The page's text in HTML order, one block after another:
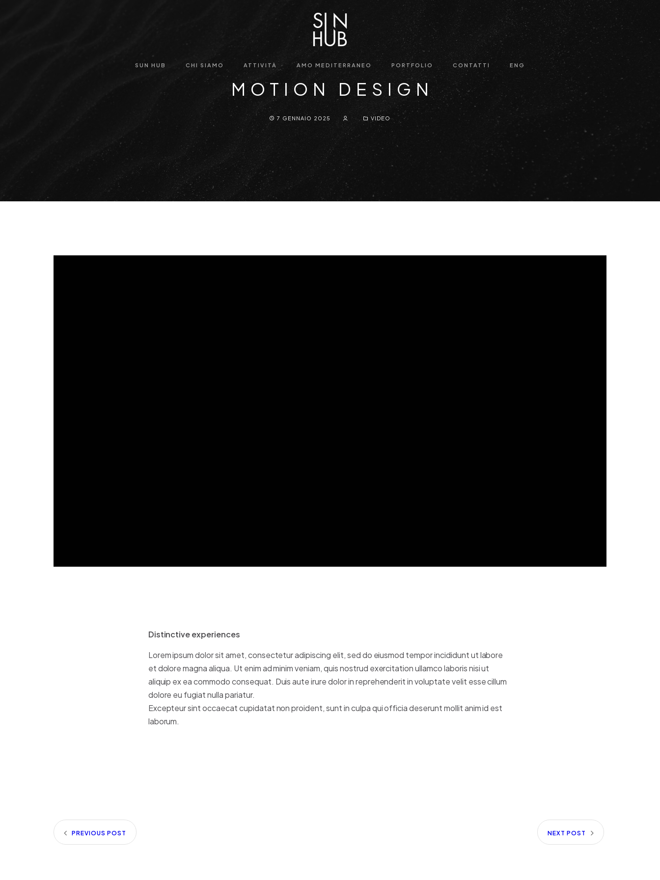
SUN HUB CHI SIAMO ATTIVITÀ AMO MEDITERRANEO PORTFOLIO CONTATTI ENG
MOTION DESIGN
7 GENNAIO 2025 VIDEO
Distinctive experiences
Lorem ipsum dolor sit amet, consectetur adipiscing elit, sed do eiusmod tempor incididunt ut labore
et dolore magna aliqua. Ut enim ad minim veniam, quis nostrud exercitation ullamco laboris nisi ut
aliquip ex ea commodo consequat. Duis aute irure dolor in reprehenderit in voluptate velit esse cillum
dolore eu fugiat nulla pariatur.
Excepteur sint occaecat cupidatat non proident, sunt in culpa qui officia deserunt mollit anim id est
laborum.
PREVIOUS POST NEXT POST